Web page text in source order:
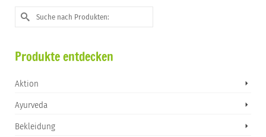
gesüßt
vegan
Menge
Suche
nach:
Produkte entdecken
Aktion
Ayurveda
Bekleidung